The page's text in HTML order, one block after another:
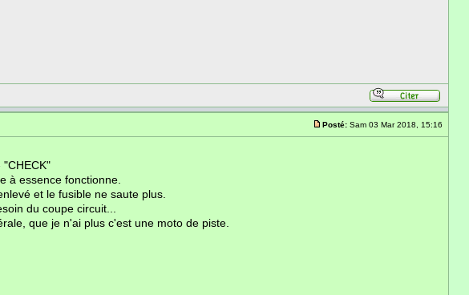
Posté: Sam 03 Mar 2018, 15:16
à essence fonctionne.
et le fusible ne saute plus.
du coupe circuit...
que je n'ai plus c'est une moto de piste.